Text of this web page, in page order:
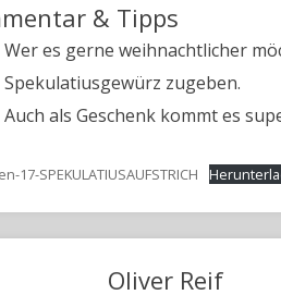
& Tipps
Wer es gerne weihnachtlicher
Spekulatiusgewürz zugeben.
Auch als Geschenk kommt es
17-SPEKULATIUSAUFSTRICH
Oliver Reif